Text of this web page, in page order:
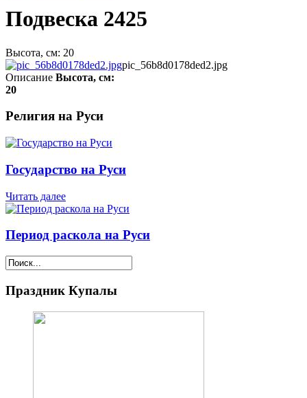
Подвеска 2425
Высота, см: 20
pic_56b8d0178ded2.jpg
Описание Высота, см:
20
Религия на Руси
Государство на Руси
Читать далее
Период раскола на Руси
Праздник Купалы